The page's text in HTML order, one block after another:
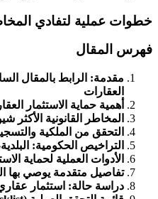
خطوات عملية لتفادي
فهرس المقال
مقدمة: الرابط بالمقال
العقارات
أهمية حماية الاستثمار
المخاطر القانونية
التحقق من الملكية
التراخيص الحكومية:
الأدوات العملية لحماية
تفاصيل متقدمة يوصي بها
دراسة حالة: استثمار